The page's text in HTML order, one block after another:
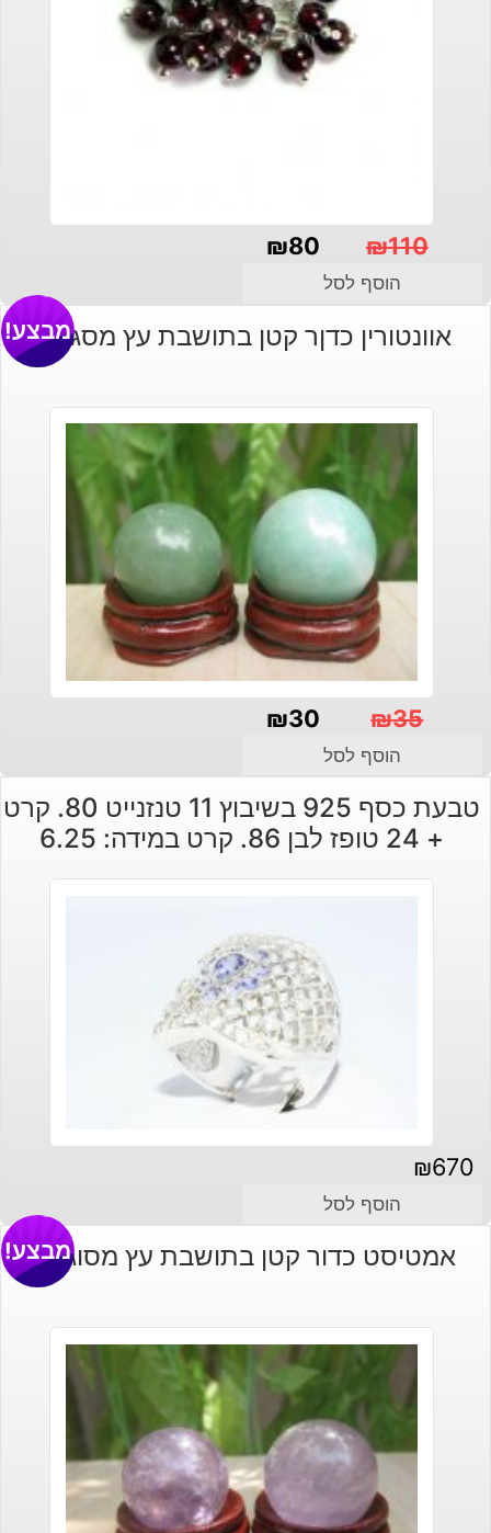
₪110
המקורי
היה:
₪80
הנוכחי
הוא:
הוסף לסל
אוונטורין כדןר קטן בתושבת עץ מסגננת
מבצע!
₪35
המקורי
היה:
₪35.
₪30
הנוכחי
הוא:
₪30.
הוסף לסל
טבעת כסף 925 בשיבוץ 11 טנזנייט 80. קרט
+ 24 טופז לבן 86. קרט במידה: 6.25
₪670
הוסף לסל
אמטיסט כדור קטן בתושבת עץ מסוגננת
מבצע!